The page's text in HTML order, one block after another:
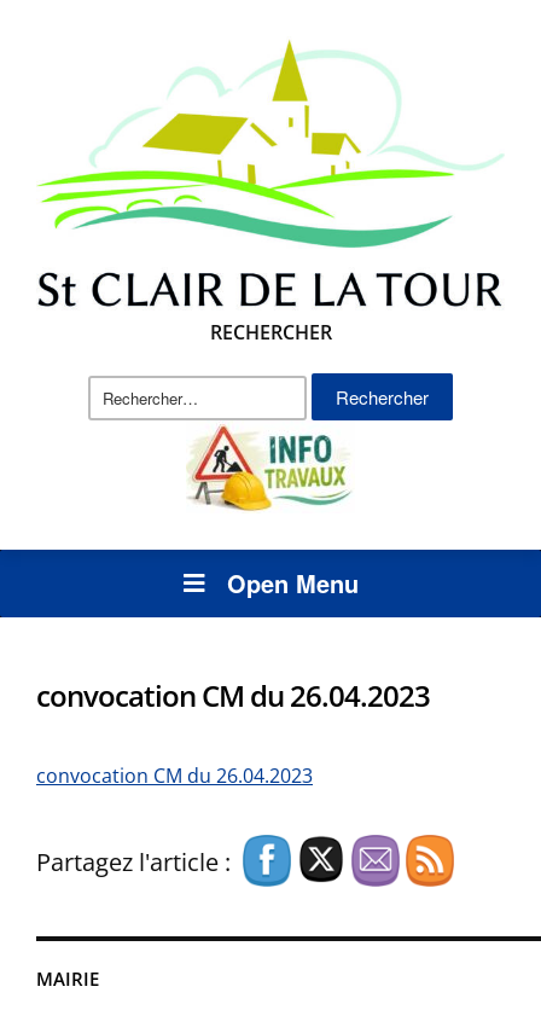
RECHERCHER
Rechercher :
Open Menu
MAIRIE
convocation CM du 26.04.2023
convocation CM du 26.04.2023
Partagez l'article :